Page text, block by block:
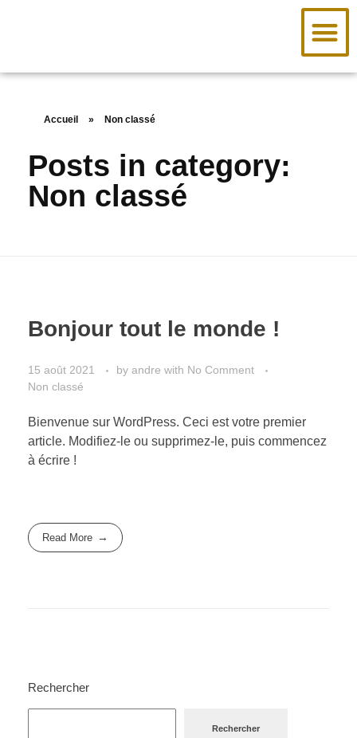
Accueil » Non classé
Posts in category:
Non classé
Bonjour tout le monde !
15 août 2021 by andre with No Comment
Non classé
Bienvenue sur WordPress. Ceci est votre premier
article. Modifiez-le ou supprimez-le, puis commencez
à écrire !
Read More
Rechercher
Rechercher